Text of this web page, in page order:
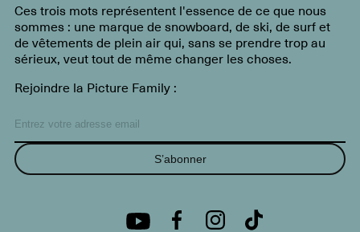
Ces trois mots représentent l'essence de ce que nous
sommes : une marque de snowboard, de ski, de surf et
de vêtements de plein air qui, sans se prendre trop au
sérieux, veut tout de même changer les choses.
Rejoindre la Picture Family :
S’abonner